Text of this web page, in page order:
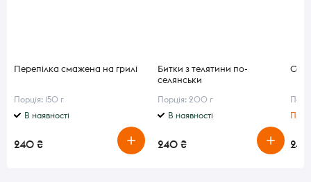
Перепілка смажена на грилі
Порція: 150 г
В наявності
240 ₴
Битки з телятини по-
селянськи
Порція: 200 г
В наявності
240 ₴